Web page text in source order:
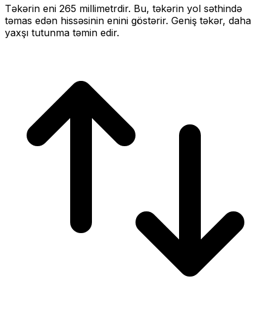
Təkərin eni 265 millimetrdir. Bu, təkərin yol səthində
təmas edən hissəsinin enini göstərir. Geniş təkər, daha
yaxşı tutunma təmin edir.